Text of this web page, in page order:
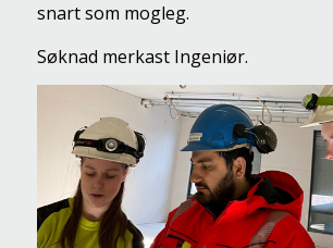
snart som mogleg.
Søknad merkast Ingeniør.